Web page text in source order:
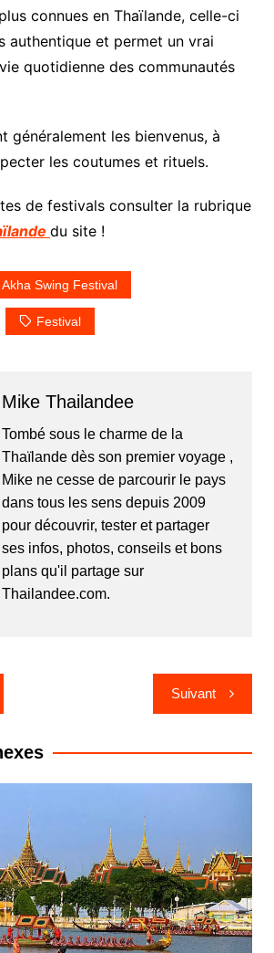
connues en Thaïlande, celle-ci
authentique et permet un vrai
quotidienne des communautés
généralement les bienvenus, à
les coutumes et rituels.
de festivals consulter la rubrique
du site !
Akha Swing Festival
Festival
Mike Thailandee
Tombé sous le charme de la
Thaïlande dès son premier voyage ,
Mike ne cesse de parcourir le pays
dans tous les sens depuis 2009
pour découvrir, tester et partager
ses infos, photos, conseils et bons
plans qu'il partage sur
Thailandee.com.
Suivant